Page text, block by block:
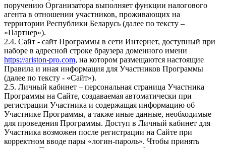
поручению Организатора выполняет функции налогового
агента в отношении участников, проживающих на
территории Республики Беларусь (далее по тексту –
«Партнер»).
2.4. Сайт - сайт Программы в сети Интернет, доступный при
наборе в адресной строке браузера доменного имени
https://ariston-pro.com, на котором размещаются настоящие
Правила и иная информация для Участников Программы
(далее по тексту - «Сайт»).
2.5. Личный кабинет – персональная страница Участника
Программы на Сайте, создаваемая автоматически при
регистрации Участника и содержащая информацию об
Участнике Программы, а также иные данные, необходимые
для проведения Программы. Доступ в Личный кабинет для
Участника возможен после регистрации на Сайте при
корректном вводе пары «логин-пароль». Чтобы принять